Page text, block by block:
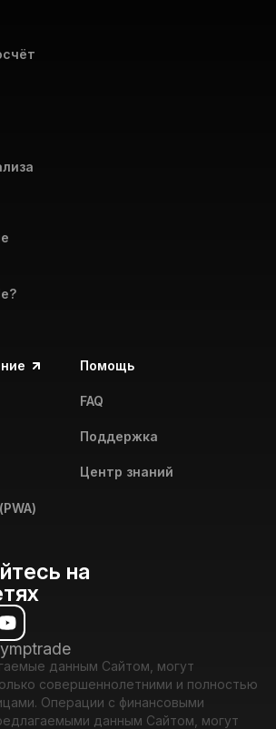
Помощь
FAQ
Поддержка
Центр знаний
на
данным Сайтом, могут
совершеннолетними и полностью
Операции с финансовыми
данным Сайтом, могут